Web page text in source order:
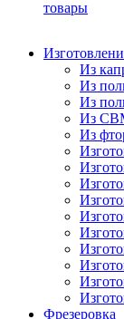
товары
Из
Из
Из
Из
Из
Фрезеровка